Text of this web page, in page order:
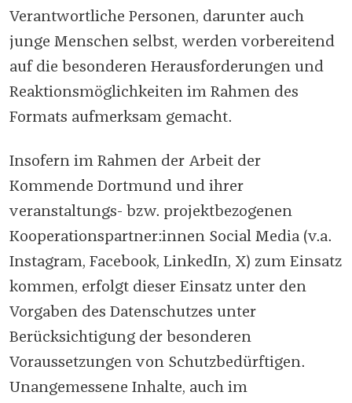
Verantwortliche Personen, darunter auch
junge Menschen selbst, werden vorbereitend
auf die besonderen Herausforderungen und
Reaktionsmöglichkeiten im Rahmen des
Formats aufmerksam gemacht.
Insofern im Rahmen der Arbeit der
Kommende Dortmund und ihrer
veranstaltungs- bzw. projektbezogenen
Kooperationspartner:innen Social Media (v.a.
Instagram, Facebook, LinkedIn, X) zum Einsatz
kommen, erfolgt dieser Einsatz unter den
Vorgaben des Datenschutzes unter
Berücksichtigung der besonderen
Voraussetzungen von Schutzbedürftigen.
Unangemessene Inhalte, auch im